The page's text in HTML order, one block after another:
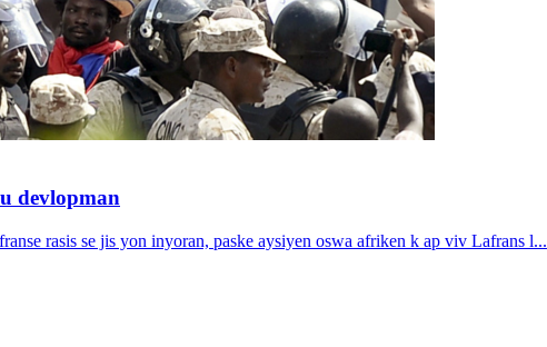
devlopman
rasis se jis yon inyoran, paske aysiyen oswa afriken k ap viv Lafrans l...